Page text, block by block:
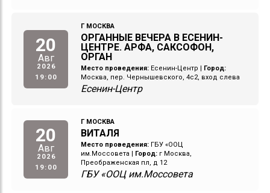
20
Авг
2026
19:00
Г МОСКВА
ОРГАННЫЕ ВЕЧЕРА В ЕСЕНИН-
ЦЕНТРЕ. АРФА, САКСОФОН,
ОРГАН
Место проведения: Есенин-Центр
Город:
Москва, пер. Чернышевского, 4с2, вход слева
Есенин-Центр
20
Авг
2026
19:00
Г МОСКВА
ВИТАЛЯ
Место проведения: ГБУ «ООЦ
им.Моссовета
Город: г Москва,
Преображенская пл, д 12
ГБУ «ООЦ им.Моссовета